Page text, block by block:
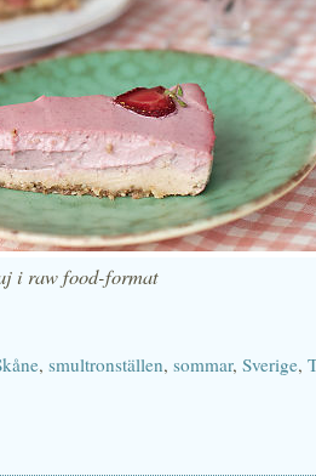
i raw food-format
, smultronställen, sommar, Sverige,